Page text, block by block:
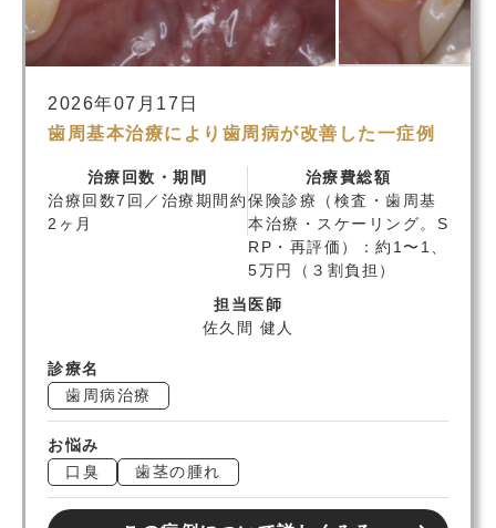
2026年07月17日
歯周基本治療により歯周病が改善した一症例
治療回数・期間
治療回数7回／治療期間約
2ヶ月
治療費総額
保険診療（検査・歯周基
本治療・スケーリング。S
RP・再評価）：約1〜1、
5万円（３割負担）
担当医師
佐久間 健人
診療名
歯周病治療
お悩み
口臭
歯茎の腫れ